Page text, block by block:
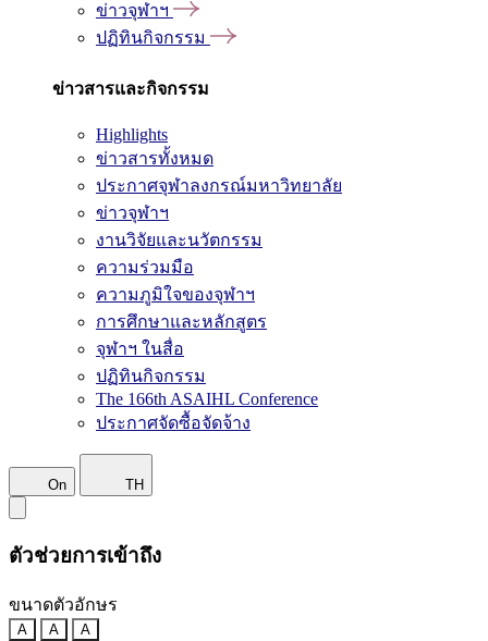
ข่าวจุฬาฯ
ปฏิทินกิจกรรม
ข่าวสารและกิจกรรม
Highlights
ข่าวสารทั้งหมด
ประกาศจุฬาลงกรณ์มหาวิทยาลัย
ข่าวจุฬาฯ
งานวิจัยและนวัตกรรม
ความร่วมมือ
ความภูมิใจของจุฬาฯ
การศึกษาและหลักสูตร
จุฬาฯ ในสื่อ
ปฏิทินกิจกรรม
The 166th ASAIHL Conference
ประกาศจัดซื้อจัดจ้าง
On TH
ตัวช่วยการเข้าถึง
ขนาดตัวอักษร
A A A